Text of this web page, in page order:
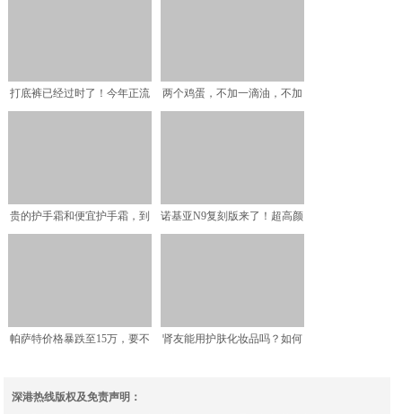
打底裤已经过时了！今年正流
两个鸡蛋，不加一滴油，不加
贵的护手霜和便宜护手霜，到
诺基亚N9复刻版来了！超高颜
帕萨特价格暴跌至15万，要不
肾友能用护肤化妆品吗？如何
深港热线版权及免责声明：